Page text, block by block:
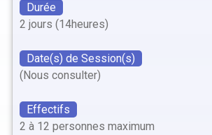
Durée
2 jours (14heures)
Date(s) de Session(s)
(Nous consulter)
Effectifs
2 à 12 personnes maximum